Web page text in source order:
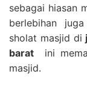
sebagai hiasan
berlebihan
sholat masjid di
barat ini
masjid.